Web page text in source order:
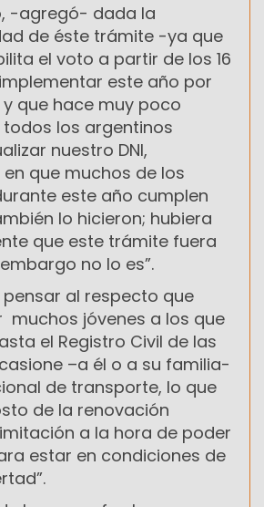
-agregó- dada la
de éste trámite -ya que
el voto a partir de los 16
este año por
que hace muy poco
los argentinos
nuestro DNI,
que muchos de los
este año cumplen
lo hicieron; hubiera
que este trámite fuera
no lo es”.
pensar al respecto que
muchos jóvenes a los que
el Registro Civil de las
–a él o a su familia-
de transporte, lo que
de la renovación
a la hora de poder
estar en condiciones de